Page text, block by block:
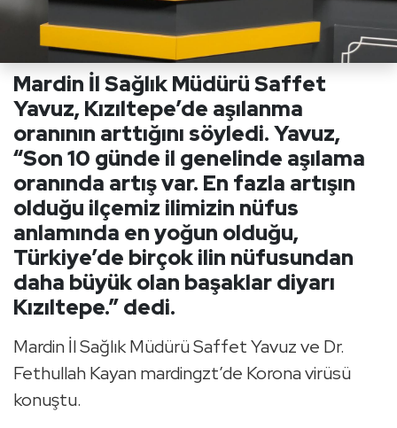
Mardin İl Sağlık Müdürü Saffet
Yavuz, Kızıltepe’de aşılanma
oranının arttığını söyledi. Yavuz,
“Son 10 günde il genelinde aşılama
oranında artış var. En fazla artışın
olduğu ilçemiz ilimizin nüfus
anlamında en yoğun olduğu,
Türkiye’de birçok ilin nüfusundan
daha büyük olan başaklar diyarı
Kızıltepe.” dedi.
Mardin İl Sağlık Müdürü Saffet Yavuz ve Dr.
Fethullah Kayan mardingzt’de Korona virüsü
konuştu.